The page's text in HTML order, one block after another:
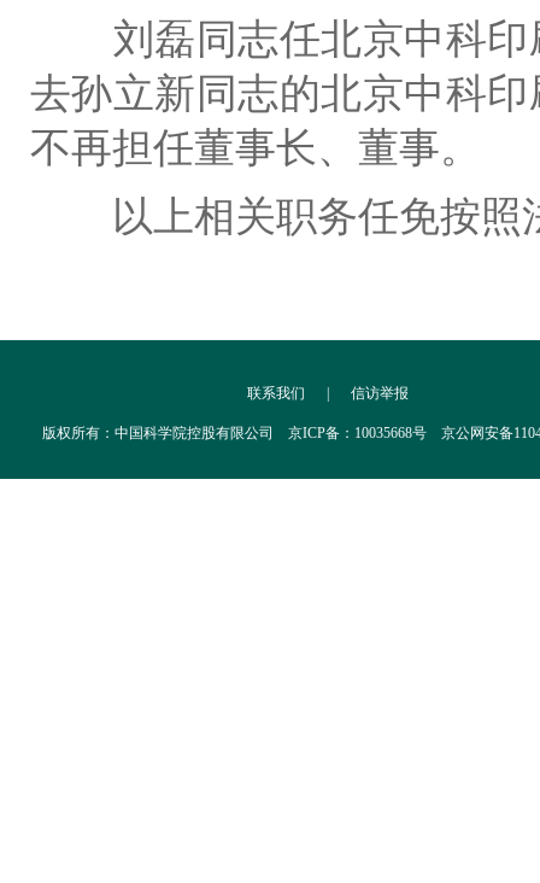
刘磊同志任北京中科印
去孙立新同志的北京中科
不再担任董事长、董事。
以上相关职务任免按照
联系我们 | 信访举报
版权所有：中国科学院控股有限公司 京ICP备：10035668号 京公网安备